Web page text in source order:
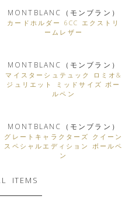
MONTBLANC（モンブラン）
カードホルダー 6CC エクストリ
ームレザー
MONTBLANC（モンブラン）
マイスターシュテュック ロミオ&
ジュリエット ミッドサイズ ボー
ルペン
MONTBLANC（モンブラン）
グレートキャラクターズ クイーン
スペシャルエディション ボールペ
ン
ITEMS